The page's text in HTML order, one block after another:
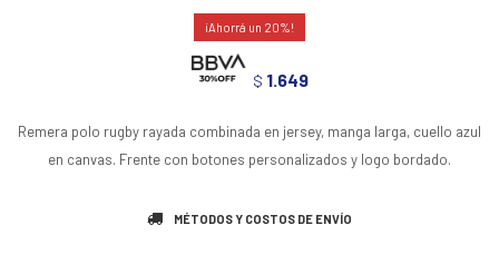
20
$ 1.649
Remera polo rugby rayada combinada en jersey, manga larga, cuello azul
en canvas. Frente con botones personalizados y logo bordado.
MÉTODOS Y COSTOS DE ENVÍO